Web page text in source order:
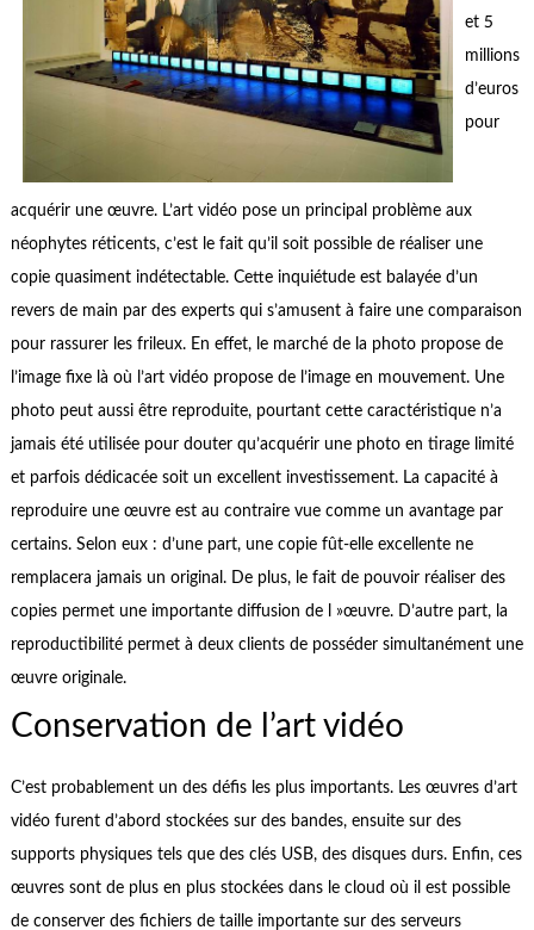
et 5
millions
d’euros
pour
acquérir une œuvre. L’art vidéo pose un principal problème aux
néophytes réticents, c’est le fait qu’il soit possible de réaliser une
copie quasiment indétectable. Cette inquiétude est balayée d’un
revers de main par des experts qui s’amusent à faire une comparaison
pour rassurer les frileux. En effet, le marché de la photo propose de
l’image fixe là où l’art vidéo propose de l’image en mouvement. Une
photo peut aussi être reproduite, pourtant cette caractéristique n’a
jamais été utilisée pour douter qu’acquérir une photo en tirage limité
et parfois dédicacée soit un excellent investissement. La capacité à
reproduire une œuvre est au contraire vue comme un avantage par
certains. Selon eux : d’une part, une copie fût-elle excellente ne
remplacera jamais un original. De plus, le fait de pouvoir réaliser des
copies permet une importante diffusion de l »œuvre. D’autre part, la
reproductibilité permet à deux clients de posséder simultanément une
œuvre originale.
Conservation de l’art vidéo
C’est probablement un des défis les plus importants. Les œuvres d’art
vidéo furent d’abord stockées sur des bandes, ensuite sur des
supports physiques tels que des clés USB, des disques durs. Enfin, ces
œuvres sont de plus en plus stockées dans le cloud où il est possible
de conserver des fichiers de taille importante sur des serveurs